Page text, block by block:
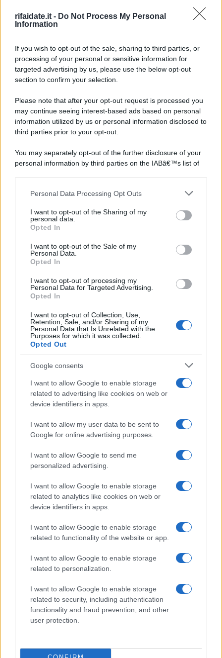
rifaidate.it - Do Not Process My Personal
Information
If you wish to opt-out of the sale, sharing to third parties, or
processing of your personal or sensitive information for
targeted advertising by us, please use the below opt-out
section to confirm your selection.
Please note that after your opt-out request is processed you
may continue seeing interest-based ads based on personal
information utilized by us or personal information disclosed to
third parties prior to your opt-out.
You may separately opt-out of the further disclosure of your
personal information by third parties on the IABâ€™s list of
This information may also be disclosed by us to third parties
further disclose it to other third parties.
Please note that this website/app uses one or more Google
services and may gather and store information including but
not limited to your visit or usage behaviour. You may click to
grant or deny consent to Google and its third-party tags to
consent section.
Personal Data Processing Opt Outs
I want to opt-out of the Sharing of my
personal data.
Opted In
I want to opt-out of the Sale of my
Personal Data.
Opted In
I want to opt-out of processing my
Personal Data for Targeted Advertising.
Opted In
I want to opt-out of Collection, Use,
Retention, Sale, and/or Sharing of my
Personal Data that Is Unrelated with the
Purposes for which it was collected.
Opted Out
Google consents
I want to allow Google to enable storage
related to advertising like cookies on web or
device identifiers in apps.
I want to allow my user data to be sent to
Google for online advertising purposes.
I want to allow Google to send me
personalized advertising.
I want to allow Google to enable storage
related to analytics like cookies on web or
device identifiers in apps.
I want to allow Google to enable storage
related to functionality of the website or app.
I want to allow Google to enable storage
related to personalization.
I want to allow Google to enable storage
related to security, including authentication
functionality and fraud prevention, and other
user protection.